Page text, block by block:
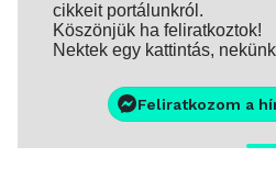
cikkeit portálunkról.
Köszönjük ha feliratkoztok!
Nektek egy kattintás,
Feliratkozom a